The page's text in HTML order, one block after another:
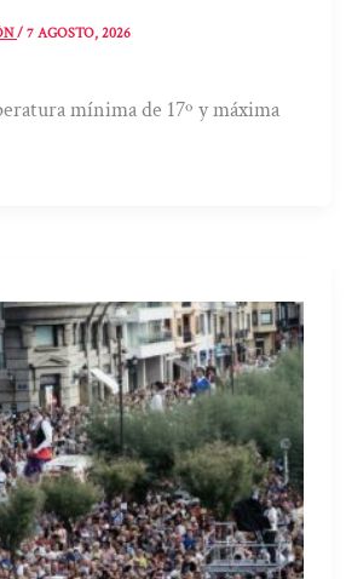
/7 AGOSTO, 2026
mínima de 17º y máxima